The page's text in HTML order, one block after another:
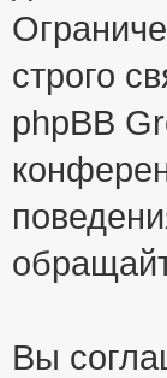
строго
phpBB
Вы